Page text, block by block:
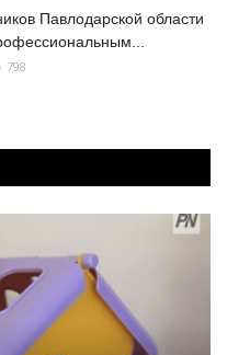
Павлодарской области
798